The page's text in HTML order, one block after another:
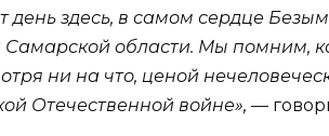
день здесь, в самом сердце
Самарской области. Мы помним,
ни на что, ценой
Отечественной войне», —